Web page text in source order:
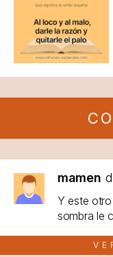
mamen
Y este otro
sombra le